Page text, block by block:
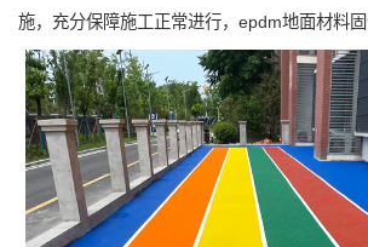
施，充分保障施工正常进行，epdm地面材料固